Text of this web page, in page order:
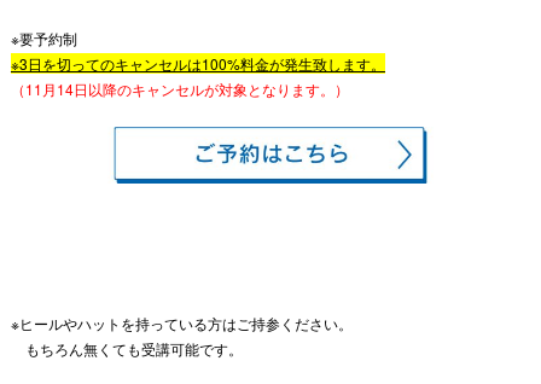
※要予約制
※3日を切ってのキャンセルは100%料金が発生致します。
（11月14日以降のキャンセルが対象となります。）
※ヒールやハットを持っている方はご持参ください。
もちろん無くても受講可能です。